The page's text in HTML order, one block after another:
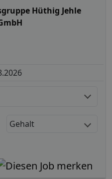
Hüthig Jehle
Gehalt